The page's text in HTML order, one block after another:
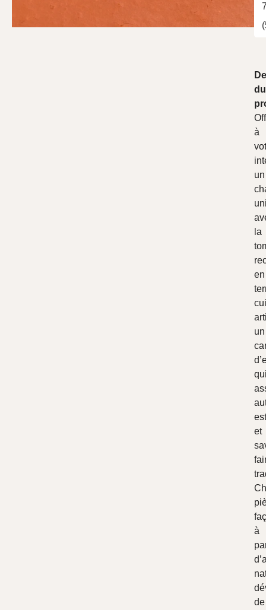
du
à
un
la
en
un
et
à
de